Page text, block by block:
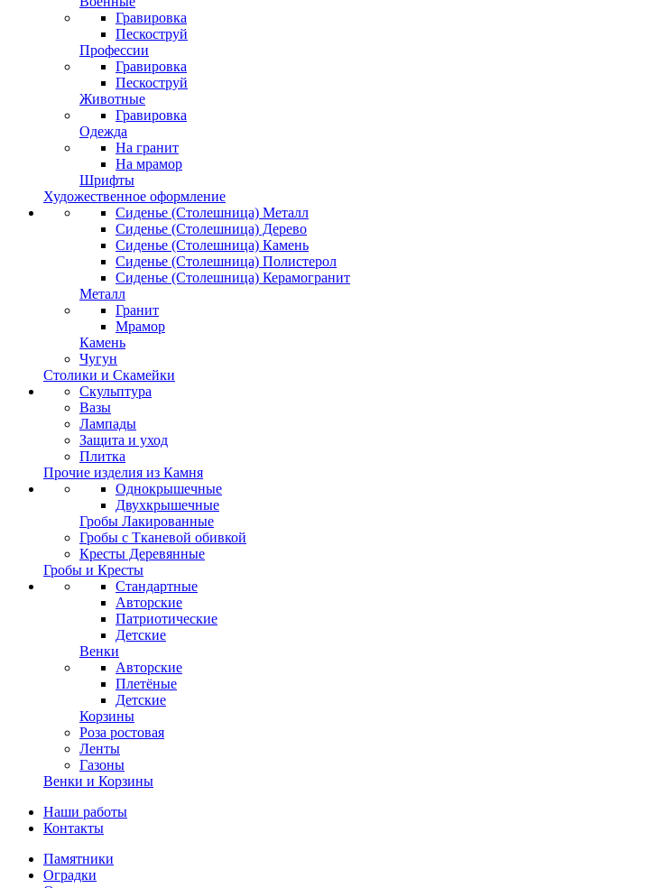
Гравировка
Пескоструй
Профессии
Гравировка
Пескоструй
Животные
Гравировка
Одежда
На гранит
На мрамор
Шрифты
Художественное оформление
Сиденье (Столешница) Металл
Сиденье (Столешница) Дерево
Сиденье (Столешница) Камень
Сиденье (Столешница) Полистерол
Сиденье (Столешница) Керамогранит
Металл
Гранит
Мрамор
Камень
Чугун
Столики и Скамейки
Скульптура
Вазы
Лампады
Защита и уход
Плитка
Прочие изделия из Камня
Однокрышечные
Двухкрышечные
Гробы Лакированные
Гробы с Тканевой обивкой
Кресты Деревянные
Гробы и Кресты
Стандартные
Авторские
Патриотические
Детские
Венки
Авторские
Плетёные
Детские
Корзины
Роза ростовая
Ленты
Газоны
Венки и Корзины
Наши работы
Контакты
Памятники
Оградки